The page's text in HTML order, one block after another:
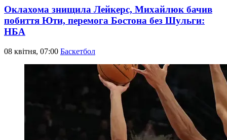
Оклахома знищила Лейкерс, Михайлюк бачив
побиття Юти, перемога Бостона без Шульги:
НБА
08 квітня, 07:00 Баскетбол